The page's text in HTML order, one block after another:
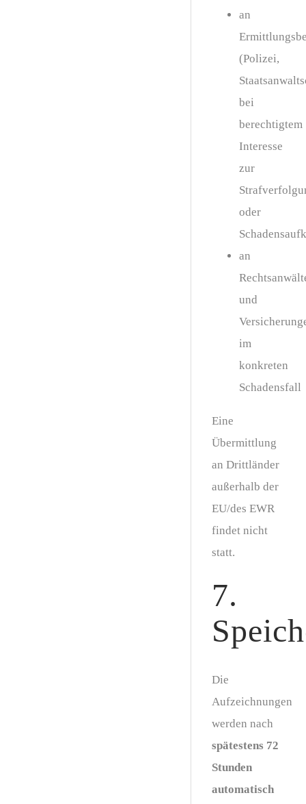
an
(Polizei,
bei
berechtigtem
Interesse
zur
oder
an
und
im
konkreten
Schadensfall
Eine
Übermittlung
an Drittländer
außerhalb der
EU/des EWR
findet nicht
statt.
7.
Die
Aufzeichnungen
werden nach
spätestens 72
Stunden
automatisch